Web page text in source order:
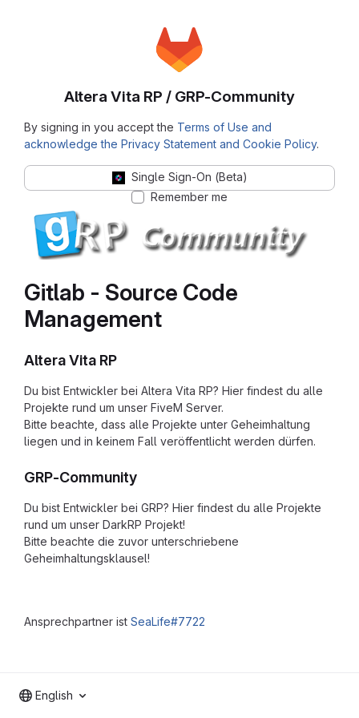
Gitlab - Source Code
Management
Altera Vita RP
Du bist Entwickler bei Altera Vita RP? Hier findest du alle
Projekte rund um unser FiveM Server.
Bitte beachte, dass alle Projekte unter Geheimhaltung
liegen und in keinem Fall veröffentlicht werden dürfen.
GRP-Community
Du bist Entwickler bei GRP? Hier findest du alle Projekte
rund um unser DarkRP Projekt!
Bitte beachte die zuvor unterschriebene
Geheimhaltungsklausel!
Ansprechpartner ist SeaLife#7722
Altera Vita RP / GRP-Community
By signing in you accept the Terms of Use and
acknowledge the Privacy Statement and Cookie Policy.
Single Sign-On (Beta)
Remember me
English